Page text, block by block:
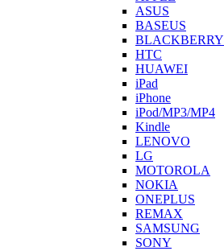
ASUS
BASEUS
BLACKBERRY
HTC
HUAWEI
iPad
iPhone
iPod/MP3/MP4
Kindle
LENOVO
LG
MOTOROLA
NOKIA
ONEPLUS
REMAX
SAMSUNG
SONY